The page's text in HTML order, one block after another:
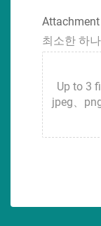
Attachment
최소한 하
Up to 3
jpeg、